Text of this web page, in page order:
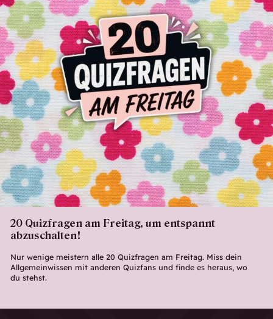
20 Quizfragen am Freitag, um entspannt
abzuschalten!
Nur wenige meistern alle 20 Quizfragen am Freitag. Miss dein
Allgemeinwissen mit anderen Quizfans und finde es heraus, wo
du stehst.